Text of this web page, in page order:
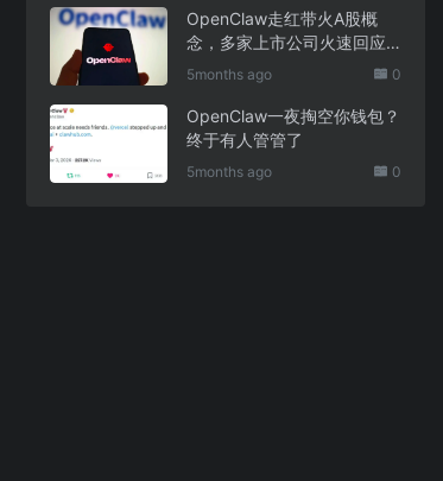
OpenClaw走红带火A股概
念，多家上市公司火速回应
业务布局
5months ago 0
OpenClaw一夜掏空你钱包？
终于有人管管了
5months ago 0